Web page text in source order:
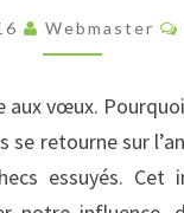
DE
AU
SERVICE
DE
Webmaster
vœux.
se retourne sur
essuyés. Cet